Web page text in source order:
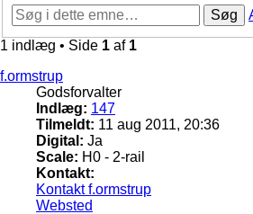
Søg
1 indlæg • Side 1 af 1
f.ormstrup
Godsforvalter
Indlæg: 147
Tilmeldt: 11 aug 2011, 20:36
Digital: Ja
Scale: H0 - 2-rail
Kontakt:
Kontakt f.ormstrup
Websted